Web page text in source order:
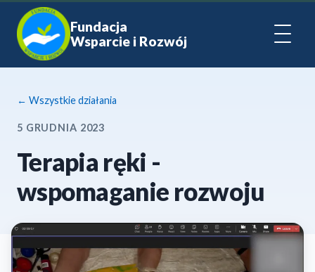
Fundacja
Wsparcie i Rozwój
← Wszystkie działania
5 GRUDNIA 2023
Terapia ręki -
wspomaganie rozwoju